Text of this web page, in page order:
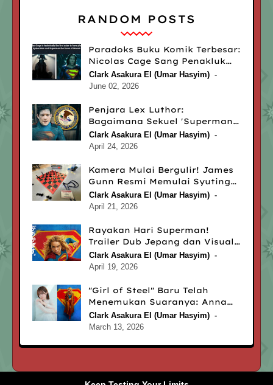
RANDOM POSTS
Paradoks Buku Komik Terbesar:
Nicolas Cage Sang Penakluk
Marvel dan DC Comics
Clark Asakura El (Umar Hasyim)
June 02, 2026
Penjara Lex Luthor:
Bagaimana Sekuel 'Superman'
Karya James Gunn
Menghebohkan Rutan di
Clark Asakura El (Umar Hasyim)
April 24, 2026
Kamera Mulai Bergulir! James
Gunn Resmi Memulai Syuting
‘Man of Tomorrow’ untuk Rilis
2027
Clark Asakura El (Umar Hasyim)
April 21, 2026
Rayakan Hari Superman!
Trailer Dub Jepang dan Visual
Utama ‘Supergirl’ Resmi
Diluncurkan
Clark Asakura El (Umar Hasyim)
April 19, 2026
"Girl of Steel" Baru Telah
Menemukan Suaranya: Anna
Nagase Resmi Mengisi Suara
Supergirl!
Clark Asakura El (Umar Hasyim)
March 13, 2026